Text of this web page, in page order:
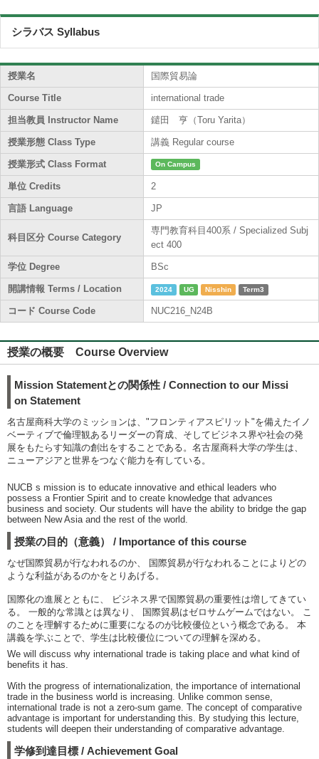
シラバス Syllabus
授業名 国際貿易論
Course Title international trade
担当教員 Instructor Name 鑓田 亨（Toru Yarita）
授業形態 Class Type 講義 Regular course
授業形式 Class Format On Campus
単位 Credits 2
言語 Language JP
科目区分 Course Category
専門教育科目400系 / Specialized Subj
ect 400
学位 Degree BSc
開講情報 Terms / Location 2024 UG Nisshin Term3
コード Course Code NUC216_N24B
授業の概要 Course Overview
Mission Statementとの関係性 / Connection to our Missi
on Statement
名古屋商科大学のミッションは、"フロンティアスピリット"を備えたイノ
ベーティブで倫理観あるリーダーの育成、そしてビジネス界や社会の発
展をもたらす知識の創出をすることである。名古屋商科大学の学生は、
ニューアジアと世界をつなぐ能力を有している。
NUCB s mission is to educate innovative and ethical leaders who
possess a Frontier Spirit and to create knowledge that advances
business and society. Our students will have the ability to bridge the gap
between New Asia and the rest of the world.
授業の目的（意義） / Importance of this course
なぜ国際貿易が行なわれるのか、 国際貿易が行なわれることによりどの
ような利益があるのかをとりあげる。
国際化の進展とともに、 ビジネス界で国際貿易の重要性は増してきてい
る。 一般的な常識とは異なり、 国際貿易はゼロサムゲームではない。 こ
のことを理解するために重要になるのが比較優位という概念である。 本
講義を学ぶことで、学生は比較優位についての理解を深める。
We will discuss why international trade is taking place and what kind of
benefits it has.
With the progress of internationalization, the importance of international
trade in the business world is increasing. Unlike common sense,
international trade is not a zero-sum game. The concept of comparative
advantage is important for understanding this. By studying this lecture,
students will deepen their understanding of comparative advantage.
学修到達目標 / Achievement Goal